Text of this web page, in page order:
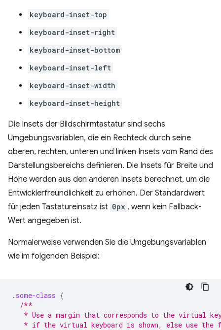
keyboard-inset-top
keyboard-inset-right
keyboard-inset-bottom
keyboard-inset-left
keyboard-inset-width
keyboard-inset-height
Die Insets der Bildschirmtastatur sind sechs
Umgebungsvariablen, die ein Rechteck durch seine
oberen, rechten, unteren und linken Insets vom Rand des
Darstellungsbereichs definieren. Die Insets für Breite und
Höhe werden aus den anderen Insets berechnet, um die
Entwicklerfreundlichkeit zu erhöhen. Der Standardwert
für jeden Tastatureinsatz ist 0px , wenn kein Fallback-
Wert angegeben ist.
Normalerweise verwenden Sie die Umgebungsvariablen
wie im folgenden Beispiel:
. some-class {
/**
* Use a margin that corresponds to the virtual
* if the virtual keyboard is shown, else use the